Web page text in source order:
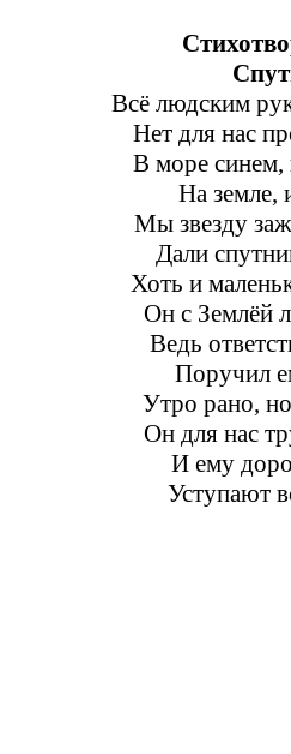
Всё людским
Нет для нас
В море синем,
На земле,
Мы звезду
Дали
Хоть и
Он с Землёй
Ведь
Поручил
Утро рано,
Он для нас
И ему
Уступают